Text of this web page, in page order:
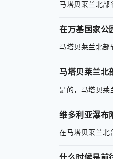
马塔贝莱兰北部
在万基国家公
马塔贝莱兰北部
马塔贝莱兰北
是的，马塔贝莱
维多利亚瀑布
在马塔贝莱兰北